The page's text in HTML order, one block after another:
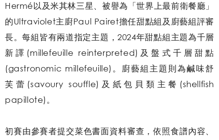
Hermé以及米其林三星、被譽為「世界上最前衛餐廳」
的Ultraviolet主廚Paul Pairet擔任甜點組及廚藝組評審
長。每組皆有兩道指定主題，2024年甜點組主題為千層
新譯(millefeuille reinterpreted)及盤式千層甜點
(gastronomic millefeuille)。廚藝組主題則為鹹味舒
芙蕾(savoury souffle)及紙包貝類主餐(shellfish
papillote)。
初賽由參賽者提交菜色書面資料審查，依照食譜內容、